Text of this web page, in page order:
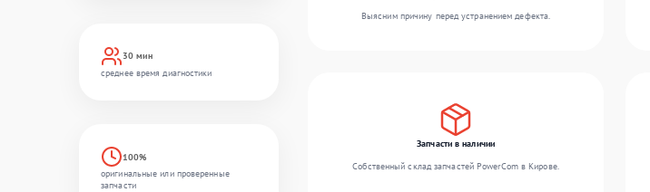
30 мин
среднее время диагностики
100%
оригинальные или проверенные
запчасти
Выясним причину перед устранением дефекта.
Запчасти в наличии
Собственный склад запчастей PowerCom в Кирове.